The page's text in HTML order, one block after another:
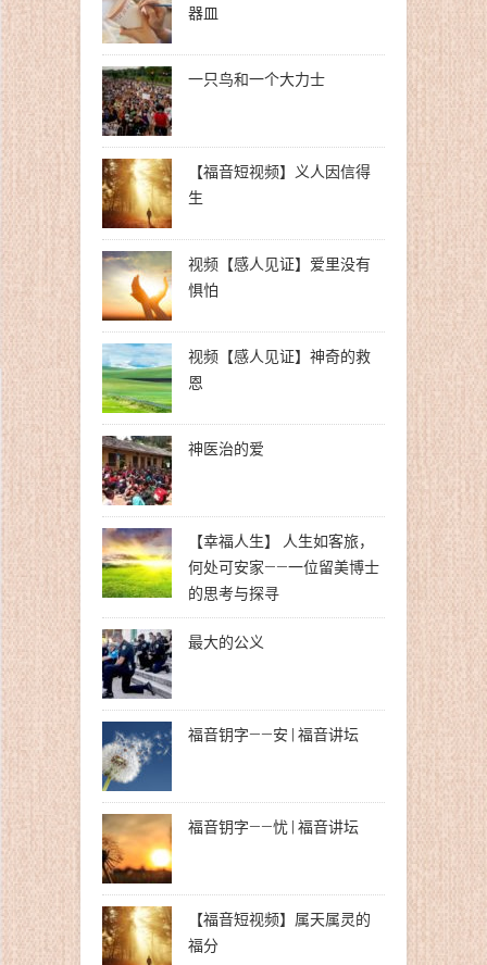
器皿
一只鸟和一个大力士
【福音短视频】义人因信得
生
视频【感人见证】爱里没有
惧怕
视频【感人见证】神奇的救
恩
神医治的爱
【幸福人生】 人生如客旅，
何处可安家——一位留美博士
的思考与探寻
最大的公义
福音钥字——安 | 福音讲坛
福音钥字——忧 | 福音讲坛
【福音短视频】属天属灵的
福分